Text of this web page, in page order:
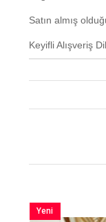
Satın almış
Keyifli Alışveriş
Yeni